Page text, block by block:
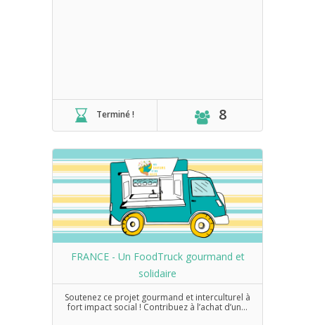
Terminé ! 8
FRANCE - Un FoodTruck gourmand et
solidaire
Soutenez ce projet gourmand et interculturel à
fort impact social ! Contribuez à l’achat d’un...